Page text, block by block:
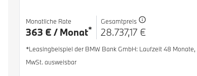
Monatliche Rate
363 € / Monat*
Gesamtpreis
28.737,17 €
*Leasingbeispiel der BMW Bank GmbH: Laufzeit 48 Monate,
MwSt. ausweisbar